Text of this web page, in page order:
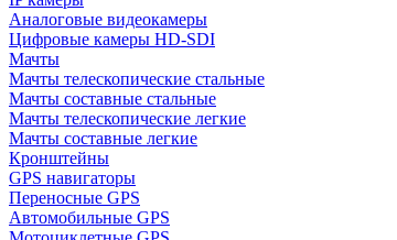
Аналоговые видеокамеры
Цифровые камеры HD-SDI
Мачты
Мачты телескопические стальные
Мачты составные стальные
Мачты телескопические легкие
Мачты составные легкие
Кронштейны
GPS навигаторы
Переносные GPS
Автомобильные GPS